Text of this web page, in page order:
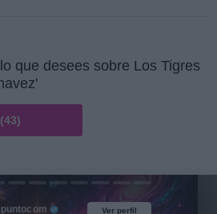
que desees sobre Los Tigres
Ver perfil
Ver perfil